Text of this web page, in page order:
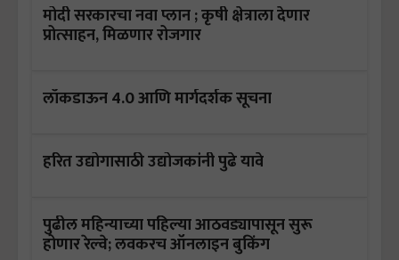
मोदी सरकारचा नवा प्लान ; कृषी क्षेत्राला देणार
प्रोत्साहन, मिळणार रोजगार
लॉकडाऊन 4.0 आणि मार्गदर्शक सूचना
हरित उद्योगासाठी उद्योजकांनी पुढे यावे
पुढील महिन्याच्या पहिल्या आठवड्यापासून सुरू
होणार रेल्वे; लवकरच ऑनलाइन बुकिंग